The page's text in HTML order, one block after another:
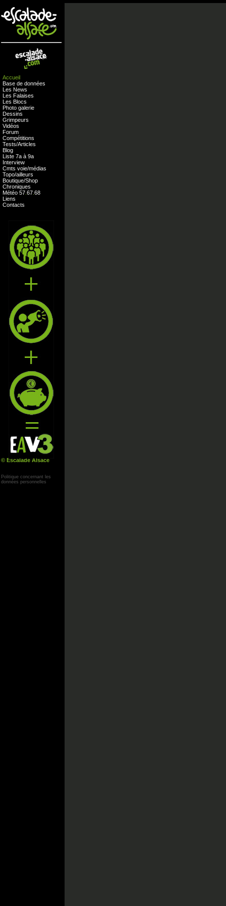
Accueil
Base de données
Les News
Les Falaises
Les Blocs
Photo galerie
Dessins
Grimpeurs
Vidéos
Forum
Compétitions
Tests/Articles
Blog
Liste 7a à 9a
Interview
Cmts voie/médias
Topo/ailleurs
Boutique/Shop
Chroniques
Météo 57 67 68
Liens
Contacts
© Escalade Alsace
Politique concernant les
données personnelles